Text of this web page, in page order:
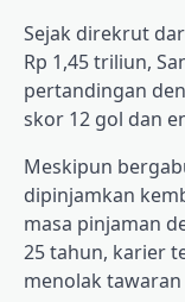
Sejak direkrut
Rp 1,45 triliun,
pertandingan
skor 12 gol dan
Meskipun
dipinjamkan
masa pinjaman
25 tahun, karier
menolak